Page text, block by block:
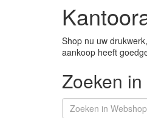
Shop nu uw
aankoop heeft
Zoeken